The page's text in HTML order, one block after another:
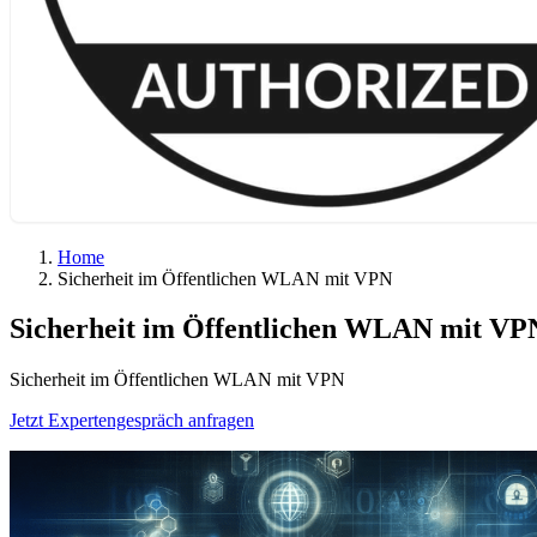
Home
Sicherheit im Öffent­lichen WLAN mit VPN
Sicherheit im Öffent­lichen WLAN mit
Sicherheit im Öffent­lichen WLAN mit VPN
Jetzt Expertengespräch anfragen